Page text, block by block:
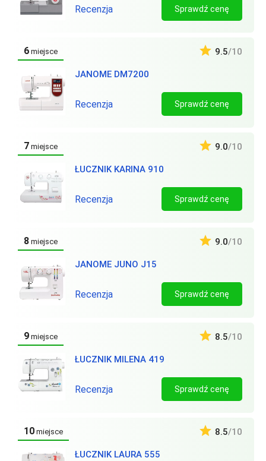
Recenzja Sprawdź cenę
6 miejsce
JANOME DM7200
9.5/10
Recenzja Sprawdź cenę
7 miejsce
ŁUCZNIK KARINA 910
9.0/10
Recenzja Sprawdź cenę
8 miejsce
JANOME JUNO J15
9.0/10
Recenzja Sprawdź cenę
9 miejsce
ŁUCZNIK MILENA 419
8.5/10
Recenzja Sprawdź cenę
10 miejsce
ŁUCZNIK LAURA 555
8.5/10